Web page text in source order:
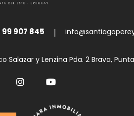
907 845
Salazar y Lenzina Pda. 2 Brava,